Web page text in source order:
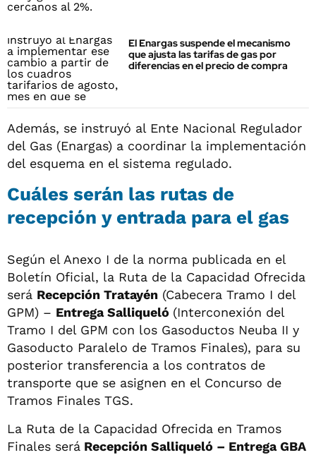
El Enargas suspende el mecanismo
que ajusta las tarifas de gas por
diferencias en el precio de compra
Además, se instruyó al Ente Nacional Regulador
del Gas (Enargas) a coordinar la implementación
del esquema en el sistema regulado.
Cuáles serán las rutas de
recepción y entrada para el gas
Según el Anexo I de la norma publicada en el
Boletín Oficial, la Ruta de la Capacidad Ofrecida
será Recepción Tratayén (Cabecera Tramo I del
GPM) – Entrega Salliqueló (Interconexión del
Tramo I del GPM con los Gasoductos Neuba II y
Gasoducto Paralelo de Tramos Finales), para su
posterior transferencia a los contratos de
transporte que se asignen en el Concurso de
Tramos Finales TGS.
La Ruta de la Capacidad Ofrecida en Tramos
Finales será Recepción Salliqueló – Entrega GBA